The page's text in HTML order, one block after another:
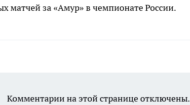
матчей за «Амур» в чемпионате России.
Комментарии на этой странице отключены.